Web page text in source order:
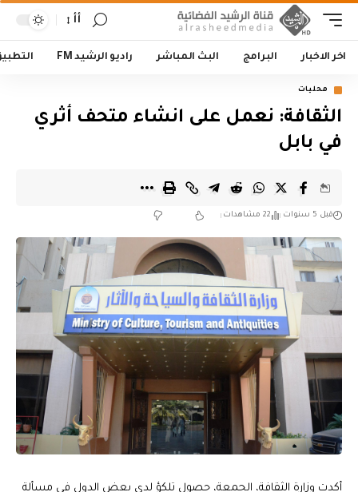
أأ
اخر الاخبار البرامج البث المباشر راديو الرشيد FM
محليات
الثقافة: نعمل على انشاء متحف أثري
في بابل
قبل 5 سنوات 22 مشاهدات
أكدت وزارة الثقافة، الجمعة، حصول تلكؤ لدى بعض الدول في مسألة